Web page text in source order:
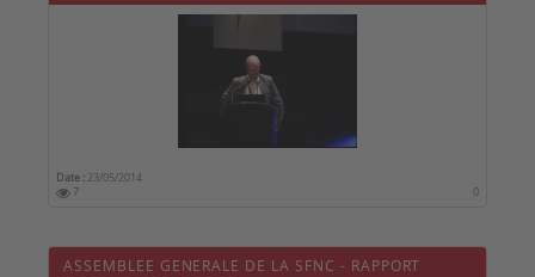
Date : 23/05/2014
7
0
ASSEMBLEE GENERALE DE LA SFNC - RAPPORT